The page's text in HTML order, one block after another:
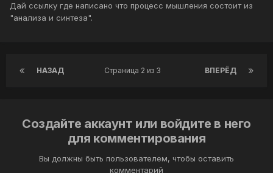
Дай ссылку где написано что процесс мышления состоит из
"анализа и синтеза".
НАЗАД ВПЕРЁД
Страница 2 из 3
Создайте аккаунт или войдите в него
для комментирования
Вы должны быть пользователем, чтобы оставить
комментарий